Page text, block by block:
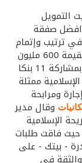
التمويل
افضل صفقة
بعد نجاحهما في ترتيب وإتمام
صفقة تمويل شركة ايكويت للبتروكيماويات بقيمة 600 مليون
دولار أمريكي، تولى الوطني تغطية نصفها بمشاركة 11 بنكا
ممثلة
ومرابحة
وقال مدير
الإسلامية
وإقليمية حيث فاقت طلبات
- بيتك - على
في